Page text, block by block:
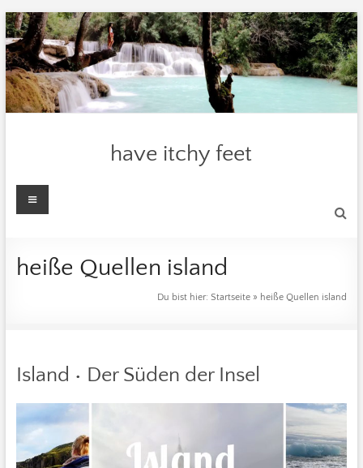
Zum
Inhalt
springen
have itchy feet
Menü
heiße Quellen island
Du bist hier:Startseite » heiße Quellen island
Island • Der Süden der Insel